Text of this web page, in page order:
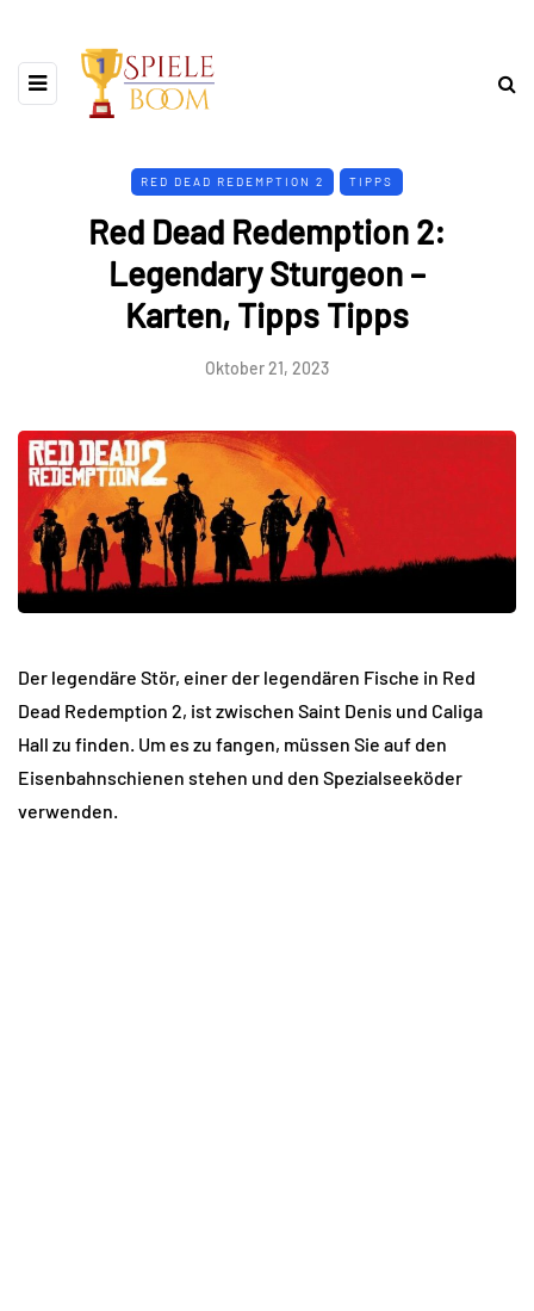
RED DEAD REDEMPTION 2 TIPPS
Red Dead Redemption 2:
Legendary Sturgeon –
Karten, Tipps Tipps
Oktober 21, 2023
Der legendäre Stör, einer der legendären Fische in Red
Dead Redemption 2, ist zwischen Saint Denis und Caliga
Hall zu finden. Um es zu fangen, müssen Sie auf den
Eisenbahnschienen stehen und den Spezialseeköder
verwenden.